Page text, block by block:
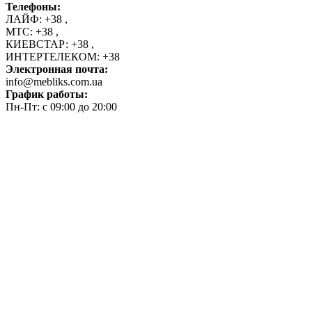
Телефоны:
ЛАЙФ: +38 ,
МТС: +38 ,
КИЕВСТАР: +38 ,
ИНТЕРТЕЛЕКОМ: +38
Электронная почта:
info@mebliks.com.ua
График работы:
Пн-Пт: с 09:00 до 20:00